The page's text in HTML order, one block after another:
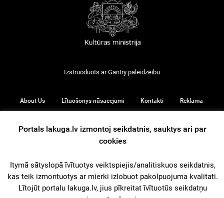
Izstruoduots arGantry paleidzeibu
About Us Lītuošonys nūsacejumi Kontakti Reklama
Portals lakuga.lv izmontoj seikdatnis, sauktys ari par
cookies
Itymā sātyslopā īvītuotys veiktspiejis/analitiskuos seikdatnis,
kas teik izmontuotys ar mierki izlobuot pakolpuojuma kvalitati.
Lītojūt portalu lakuga.lv, jius pīkreitat īvītuotūs seikdatņu